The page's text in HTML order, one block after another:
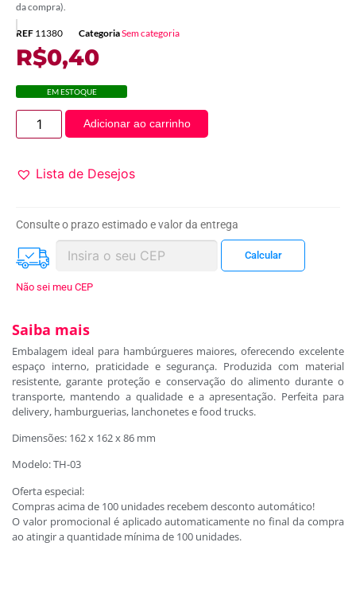
da compra).
REF 11380 CategoriaSem categoria
R$0,40
EM ESTOQUE
Adicionar ao carrinho
Lista de Desejos
Consulte o prazo estimado e valor da entrega
Não sei meu CEP
Saiba mais
Embalagem ideal para hambúrgueres maiores, oferecendo excelente
espaço interno, praticidade e segurança. Produzida com material
resistente, garante proteção e conservação do alimento durante o
transporte, mantendo a qualidade e a apresentação. Perfeita para
delivery, hamburguerias, lanchonetes e food trucks.
Dimensões: 162 x 162 x 86 mm
Modelo: TH-03
Oferta especial:
Compras acima de 100 unidades recebem desconto automático!
O valor promocional é aplicado automaticamente no final da compra
ao atingir a quantidade mínima de 100 unidades.